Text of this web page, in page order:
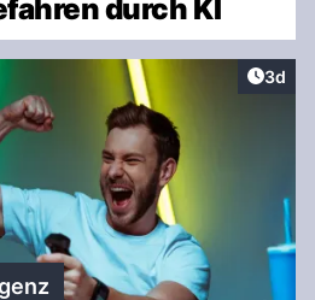
durch KI
3d